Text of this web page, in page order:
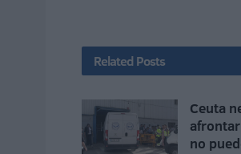
Related Posts
Ceuta
no